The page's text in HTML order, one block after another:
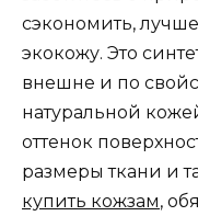
сэкономить,
экокожу. Это
внешне и по
натуральной
оттенок
размеры ткани и
купить кожзам,